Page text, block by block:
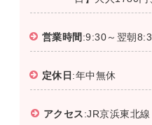
営業時間 :9:30～翌朝
定休日 :年中無休
アクセス:JR京浜東北